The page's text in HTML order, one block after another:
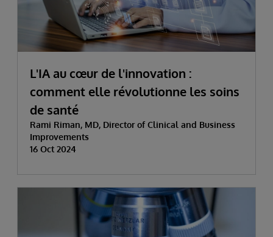
L'IA au cœur de l'innovation :
comment elle révolutionne les soins
de santé
Rami Riman, MD, Director of Clinical and Business
Improvements
16 Oct 2024